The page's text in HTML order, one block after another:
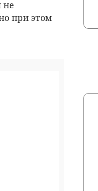
не
при этом